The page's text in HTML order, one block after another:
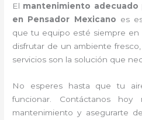
El mantenimiento adecuado
en Pensador Mexicano es
que tu equipo esté siempre en
disfrutar de un ambiente
servicios son la solución que
No esperes hasta que tu
funcionar. Contáctanos
mantenimiento y asegurarte